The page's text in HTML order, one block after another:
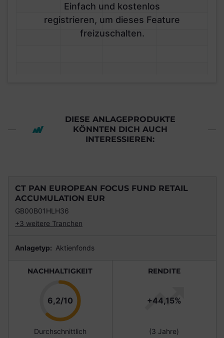
Einfach und kostenlos
registrieren, um dieses Feature
freizuschalten.
DIESE ANLAGEPRODUKTE
KÖNNTEN DICH AUCH
INTERESSIEREN:
CT PAN EUROPEAN FOCUS FUND RETAIL
ACCUMULATION EUR
GB00B01HLH36
+3 weitere Tranchen
Anlagetyp: Aktienfonds
NACHHALTIGKEIT
6,2/10Punkte
Durchschnittlich
RENDITE
+44,15%
(3 Jahre)